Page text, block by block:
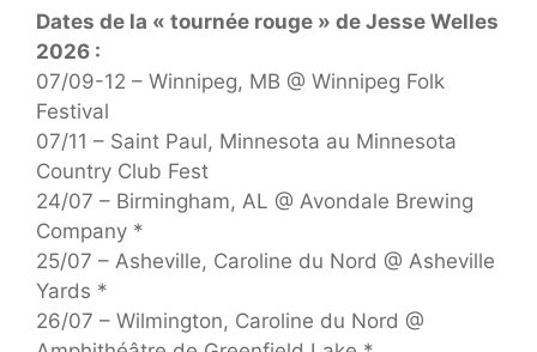
Dates de la « tournée rouge » de Jesse Welles
2026 :
07/09-12 – Winnipeg, MB @ Winnipeg Folk
Festival
07/11 – Saint Paul, Minnesota au Minnesota
Country Club Fest
24/07 – Birmingham, AL @ Avondale Brewing
Company *
25/07 – Asheville, Caroline du Nord @ Asheville
Yards *
26/07 – Wilmington, Caroline du Nord @